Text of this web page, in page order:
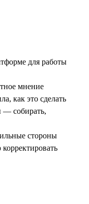
для работы
мнение
как это сделать
— собирать,
стороны